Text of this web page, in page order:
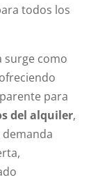
todos los
surge como
para
del alquiler,